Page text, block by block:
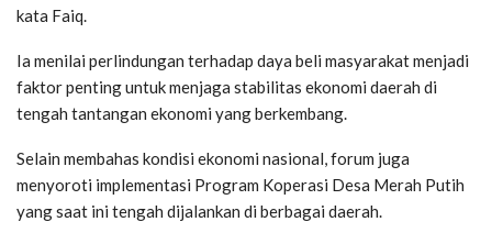
kata Faiq.
Ia menilai perlindungan terhadap daya beli masyarakat menjadi
faktor penting untuk menjaga stabilitas ekonomi daerah di
tengah tantangan ekonomi yang berkembang.
Selain membahas kondisi ekonomi nasional, forum juga
menyoroti implementasi Program Koperasi Desa Merah Putih
yang saat ini tengah dijalankan di berbagai daerah.